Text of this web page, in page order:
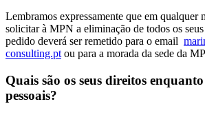
Lembramos expressamente que em qualquer
solicitar à MPN a eliminação de todos os seus
pedido deverá ser remetido para o email
consulting.pt ou para a morada da sede da
Quais são os seus direitos
pessoais?